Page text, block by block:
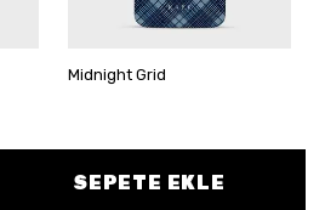
Midnight Grid
SEPETE EKLE